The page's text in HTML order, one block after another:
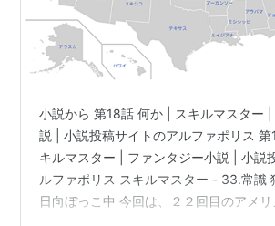
小説から 第18話 何か | スキルマスター
説 | 小説投稿サイトのアルファポリス
キルマスター | ファンタジー小説 | 小説
ルファポリス スキルマスター - 33.常識
日向ぼっこ中 今回は、２２回目のアメリ